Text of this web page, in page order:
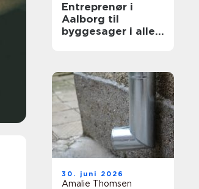
Entreprenør i
Aalborg til
byggesager i alle
30. juni 2026
Amalie Thomsen